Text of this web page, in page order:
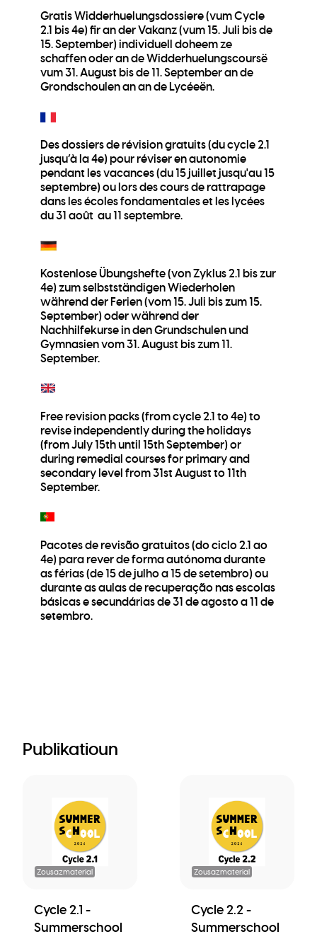
Gratis Widderhuelungsdossiere (vum Cycle
2.1 bis 4e) fir an der Vakanz (vum 15. Juli bis de
15. September) individuell doheem ze
schaffen oder an de Widderhuelungscoursë
vum 31. August bis de 11. September an de
Grondschoulen an an de Lycéeën.
Des dossiers de révision gratuits (du cycle 2.1
jusqu’à la 4e) pour réviser en autonomie
pendant les vacances (du 15 juillet jusqu'au 15
septembre) ou lors des cours de rattrapage
dans les écoles fondamentales et les lycées
du 31 août au 11 septembre.
Kostenlose Übungshefte (von Zyklus 2.1 bis zur
4e) zum selbstständigen Wiederholen
während der Ferien (vom 15. Juli bis zum 15.
September) oder während der
Nachhilfekurse in den Grundschulen und
Gymnasien vom 31. August bis zum 11.
September.
Free revision packs (from cycle 2.1 to 4e) to
revise independently during the holidays
(from July 15th until 15th September) or
during remedial courses for primary and
secondary level from 31st August to 11th
September.
Pacotes de revisão gratuitos (do ciclo 2.1 ao
4e) para rever de forma autónoma durante
as férias (de 15 de julho a 15 de setembro) ou
durante as aulas de recuperação nas escolas
básicas e secundárias de 31 de agosto a 11 de
setembro.
Publikatioun
Zousazmaterial
Cycle 2.1 -
Summerschool
Zousazmaterial
Cycle 2.2 -
Summerschool